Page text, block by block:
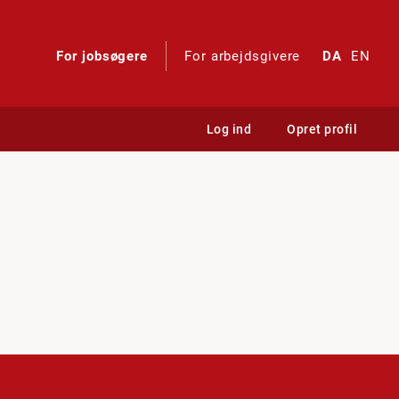
For jobsøgere For arbejdsgivere DA EN
Log ind Opret profil